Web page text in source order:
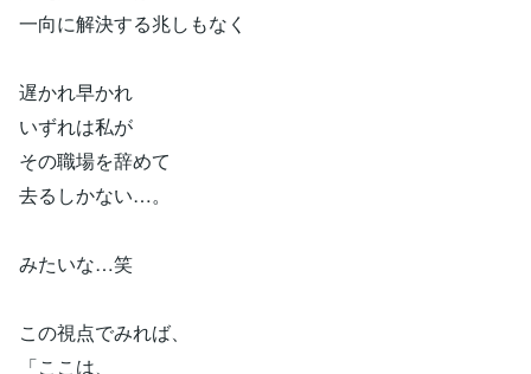
一向に解決する兆しもなく
遅かれ早かれ
いずれは私が
その職場を辞めて
去るしかない…。
みたいな…笑
この視点でみれば、
「ここは、